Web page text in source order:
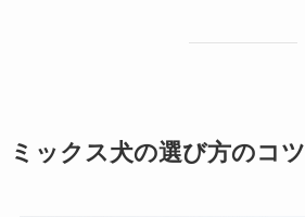
ミックス犬の選び方のコツ